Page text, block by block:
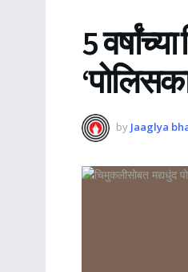
5
by Jaaglya